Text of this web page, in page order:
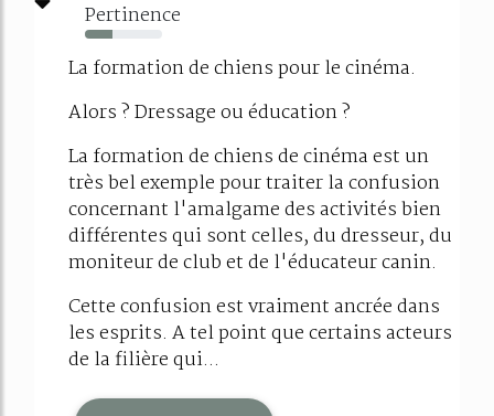
Pertinence
36%
La formation de chiens pour le cinéma.
Alors ? Dressage ou éducation ?
La formation de chiens de cinéma est un
très bel exemple pour traiter la confusion
concernant l'amalgame des activités bien
différentes qui sont celles, du dresseur, du
moniteur de club et de l'éducateur canin.
Cette confusion est vraiment ancrée dans
les esprits. A tel point que certains acteurs
de la filière qui...